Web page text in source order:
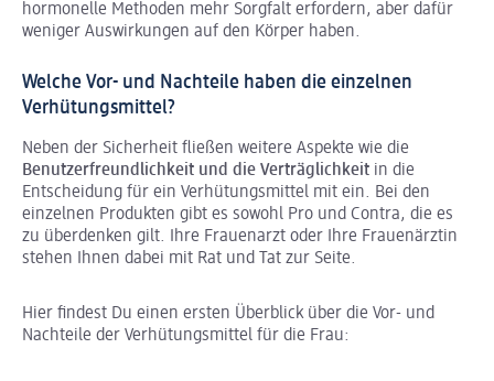
hormonelle Methoden mehr Sorgfalt erfordern, aber dafür
weniger Auswirkungen auf den Körper haben.
Welche Vor- und Nachteile haben die einzelnen
Verhütungsmittel?
Neben der Sicherheit fließen weitere Aspekte wie die
Benutzerfreundlichkeit und die Verträglichkeit in die
Entscheidung für ein Verhütungsmittel mit ein. Bei den
einzelnen Produkten gibt es sowohl Pro und Contra, die es
zu überdenken gilt. Ihre Frauenarzt oder Ihre Frauenärztin
stehen Ihnen dabei mit Rat und Tat zur Seite.
Hier findest Du einen ersten Überblick über die Vor- und
Nachteile der Verhütungsmittel für die Frau: